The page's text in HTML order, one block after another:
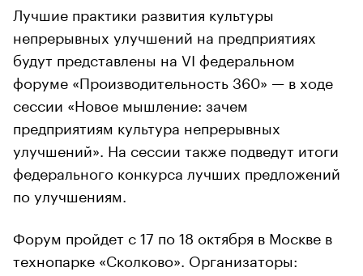
Лучшие практики развития культуры
непрерывных улучшений на предприятиях
будут представлены на VI федеральном
форуме «Производительность 360» — в ходе
сессии «Новое мышление: зачем
предприятиям культура непрерывных
улучшений». На сессии также подведут итоги
федерального конкурса лучших предложений
по улучшениям.
Форум пройдет с 17 по 18 октября в Москве в
технопарке «Сколково». Организаторы: